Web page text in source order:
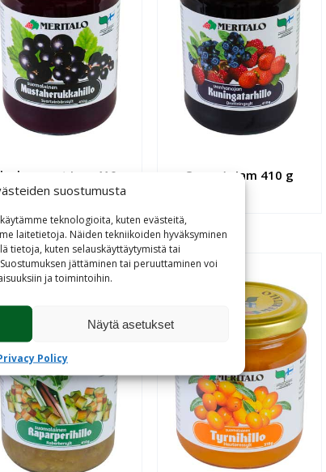
suostumusta
teknologioita, kuten evästeitä,
laitetietoja. Näiden tekniikoiden hyväksyminen
tietoja, kuten selauskäyttäytymistä tai
jättäminen tai peruuttaminen voi
ja toimintoihin.
Näytä asetukset
Policy
Jam 410 g Queen’s Jam 410 g